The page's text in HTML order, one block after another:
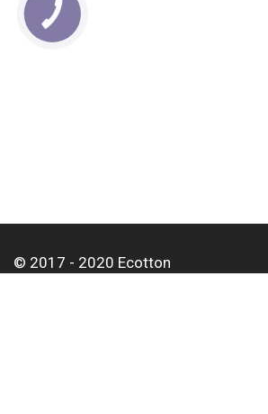
© 2017 - 2020 Ecotton
КНОПКА
СВЯЗИ